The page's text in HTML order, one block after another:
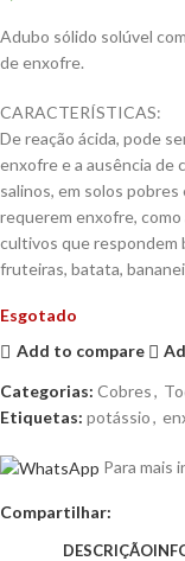
Adubo sólido solúvel
de enxofre.
CARACTERÍSTICAS:
De reação ácida, pode
enxofre e a ausência de
salinos, em solos
requerem enxofre, como
cultivos que respondem
fruteiras, batata,
Esgotado
Add to compare
Categorias: Cobres,
Etiquetas: potássio,
Para mais
Compartilhar:
DESCRIÇÃO